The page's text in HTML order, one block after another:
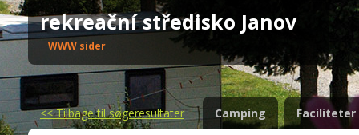
rekreační středisko Janov
WWW sider
<<Tilbage til søgeresultater Camping Faciliteter